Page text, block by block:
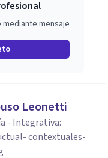
mensaje
Leonetti
- Integrativa:
contextuales-